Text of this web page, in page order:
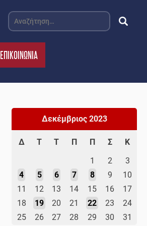
Αναζήτηση
για:
ΕΠΙΚΟΙΝΩΝΙΑ
Δεκέμβριος 2023
Δ Τ Τ Π Π Σ
Κ
1
2
3
4
5 6 7 8 9
10
11
12 13 14 15 16
17
18
19 20 21 22 23
24
25
26 27 28 29 30
31